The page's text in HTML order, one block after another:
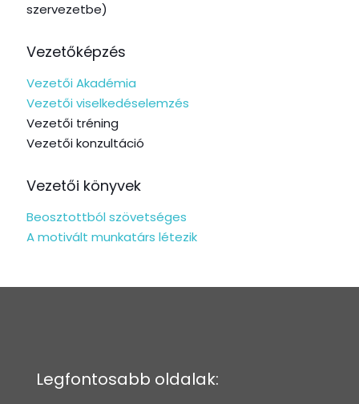
szervezetbe)
Vezetőképzés
Vezetői Akadémia
Vezetői viselkedéselemzés
Vezetői tréning
Vezetői konzultáció
Vezetői könyvek
Beosztottból szövetséges
A motivált munkatárs létezik
Legfontosabb oldalak: